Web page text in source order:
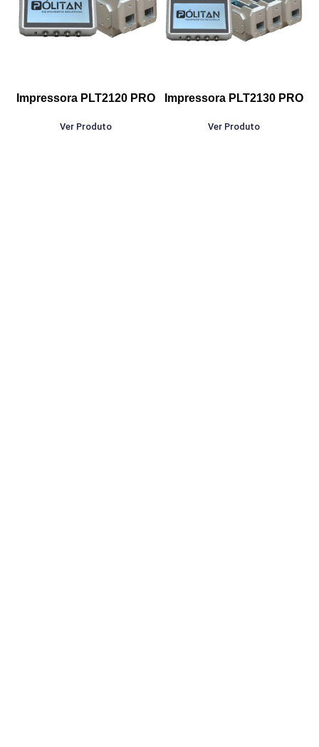
Impressora PLT2120 PRO
Ver Produto
Impressora PLT2130 PRO
Ver Produto